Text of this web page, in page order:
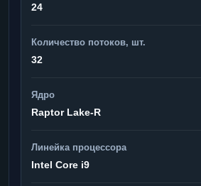
24
Количество потоков, шт.
32
Ядро
Raptor Lake-R
Линейка процессора
Intel Core i9